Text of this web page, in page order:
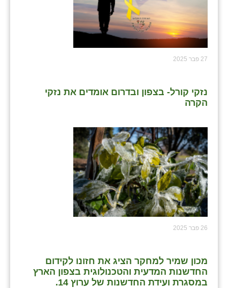
27 פבר 2025
נזקי קורל- בצפון ובדרום אומדים את נזקי
הקרה
26 פבר 2025
מכון שמיר למחקר הציג את חזונו לקידום
החדשנות המדעית והטכנולוגית בצפון הארץ
במסגרת ועידת החדשנות של ערוץ 14.